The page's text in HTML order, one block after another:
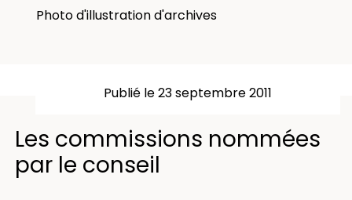
Photo d'illustration d'archives
Publié le 23 septembre 2011
Les commissions nommées
par le conseil